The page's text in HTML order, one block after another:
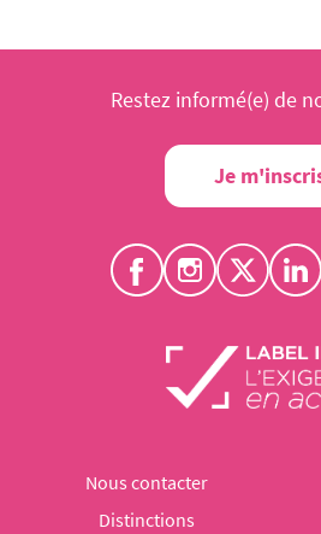
Restez informé(e) de
Je
Nous contacter
Distinctions